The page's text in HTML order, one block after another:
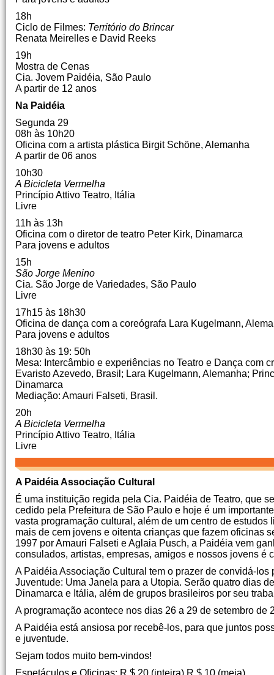
18h
Ciclo de Filmes: Território do Brincar
Renata Meirelles e David Reeks
19h
Mostra de Cenas
Cia. Jovem Paidéia, São Paulo
A partir de 12 anos
Na Paidéia
Segunda 29
08h às 10h20
Oficina com a artista plástica Birgit Schöne, Alemanha
A partir de 06 anos
10h30
A Bicicleta Vermelha
Princípio Attivo Teatro, Itália
Livre
11h às 13h
Oficina com o diretor de teatro Peter Kirk, Dinamarca
Para jovens e adultos
15h
São Jorge Menino
Cia. São Jorge de Variedades, São Paulo
Livre
17h15 às 18h30
Oficina de dança com a coreógrafa Lara Kugelmann,
Para jovens e adultos
18h30 às 19: 50h
Mesa: Intercâmbio e experiências no Teatro e Dança com
Evaristo Azevedo, Brasil; Lara Kugelmann, Alemanha;
Dinamarca
Mediação: Amauri Falseti, Brasil.
20h
A Bicicleta Vermelha
Princípio Attivo Teatro, Itália
Livre
A Paidéia Associação Cultural
É uma instituição regida pela Cia. Paidéia de Teatro, que
cedido pela Prefeitura de São Paulo e hoje é um
vasta programação cultural, além de um centro de estudos
mais de cem jovens e oitenta crianças que fazem oficinas
1997 por Amauri Falseti e Aglaia Pusch, a Paidéia vem
consulados, artistas, empresas, amigos e nossos jovens é
A Paidéia Associação Cultural tem o prazer de convidá-
Juventude: Uma Janela para a Utopia. Serão quatro dias
Dinamarca e Itália, além de grupos brasileiros por seu
A programação acontece nos dias 26 a 29 de setembro de
A Paidéia está ansiosa por recebê-los, para que juntos
e juventude.
Sejam todos muito bem-vindos!
Espetáculos e Oficinas: R $ 20 (inteira) R $ 10 (meia)